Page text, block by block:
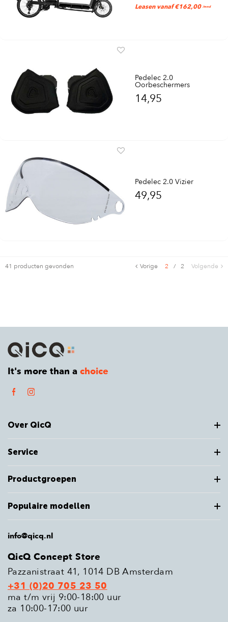
Leasen vanaf €162,00 /mnd
Pedelec 2.0
Oorbeschermers
14,95
Pedelec 2.0 Vizier
49,95
41 producten gevonden Vorige 2 / 2 Volgende
It's more than a choice
Over QicQ
Service
Productgroepen
Populaire modellen
info@qicq.nl
QicQ Concept Store
Pazzanistraat 41, 1014 DB Amsterdam
+31 (0)20 705 23 50
ma t/m vrij 9:00-18:00 uur
za 10:00-17:00 uur